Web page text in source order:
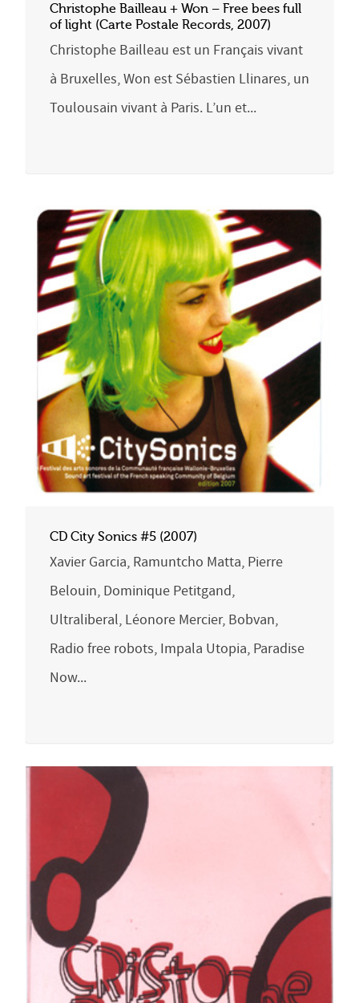
Christophe Bailleau + Won – Free bees full
of light (Carte Postale Records, 2007)
Christophe Bailleau est un Français vivant
à Bruxelles, Won est Sébastien Llinares, un
Toulousain vivant à Paris. L’un et...
CD City Sonics #5 (2007)
Xavier Garcia, Ramuntcho Matta, Pierre
Belouin, Dominique Petitgand,
Ultraliberal, Léonore Mercier, Bobvan,
Radio free robots, Impala Utopia, Paradise
Now...